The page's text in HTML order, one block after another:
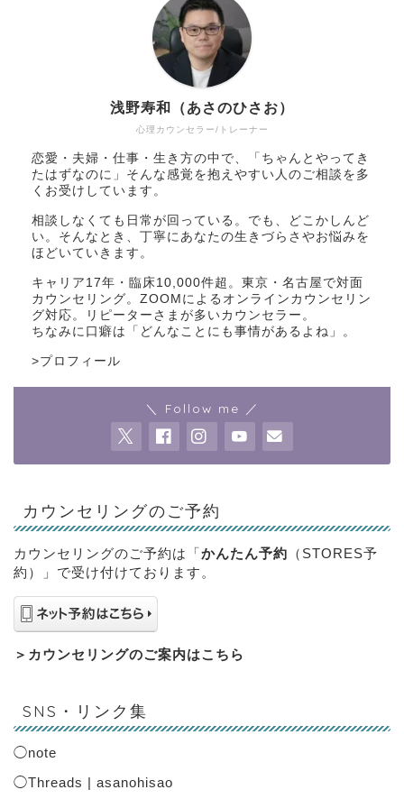
心理カウンセラー/トレーナー
浅野寿和（あさのひさお）
恋愛・夫婦・仕事・生き方の中で、「ちゃんとやってき
たはずなのに」そんな感覚を抱えやすい人のご相談を多
くお受けしています。
相談しなくても日常が回っている。でも、どこかしんど
い。そんなとき、丁寧にあなたの生きづらさやお悩みを
ほどいていきます。
キャリア17年・臨床10,000件超。東京・名古屋で対面
カウンセリング。ZOOMによるオンラインカウンセリン
グ対応。リピーターさまが多いカウンセラー。
ちなみに口癖は「どんなことにも事情があるよね」。
>プロフィール
＼ Follow me ／
カウンセリングのご予約
カウンセリングのご予約は「かんたん予約 （STORES予
約）」で受け付けております。
＞ カウンセリングのご案内はこちら
SNS・リンク集
◯note
◯Threads | asanohisao